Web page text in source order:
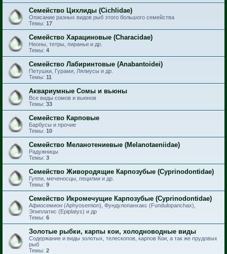
Семейство Цихлиды (Cichlidae)
Описание разных видов рыб этого большого семейства
Темы: 17
Семейство Харациновые (Characidae)
Неоны, тетры, пираньи и др.
Темы: 4
Семейство Лабиринтовые (Anabantoidei)
Петушки, Гурами, Лялиусы и др.
Темы: 11
Аквариумные Сомы и вьюны
Все виды сомов и вьюнов
Темы: 33
Семейство Карповые
Барбусы и прочие
Темы: 10
Семейство Меланотениевые (Melanotaeniidae)
Радужницы
Темы: 3
Семейство Живородящие Карпозубые (Cyprinodontidae)
Гуппи, меченосцы, пецилии и др.
Темы: 9
Семейство Икромечущие Карпозубые (Cyprinodontidae)
Афиосемион (Aphyosemion), Фундулопанхакс (Fundulopanchax),
Эпиплатис (Epiplatys) и др
Темы: 6
Золотые рыбки, карпы кои, холодноводные виды
Содержание и виды золотых, телескопов, карпов Кои, а так же прудовых
рыб
Темы: 2